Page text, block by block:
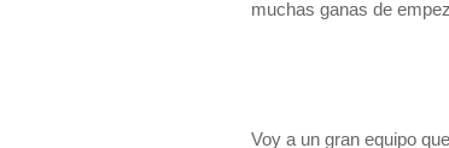
muchas ganas de
Voy a un gran equipo